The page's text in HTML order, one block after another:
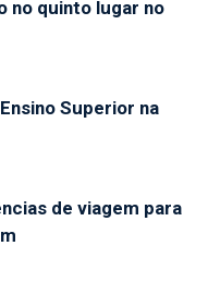
no quinto lugar no
Superior na
de viagem para